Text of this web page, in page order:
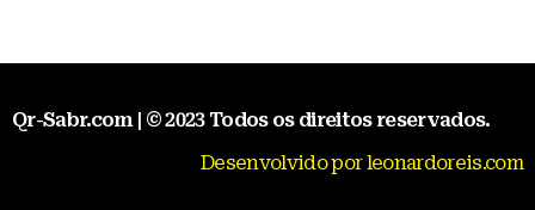
Qr-Sabr.com | © 2023 Todos os direitos reservados.
Desenvolvido por leonardoreis.com